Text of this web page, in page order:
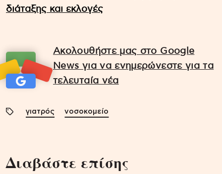
διάταξης και εκλογές
Ακολουθήστε μας στο Google
News για να ενημερώνεστε για τα
τελευταία νέα
γιατρός νοσοκομείο
Διαβάστε επίσης